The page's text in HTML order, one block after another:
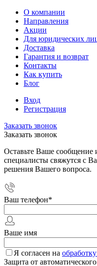
О компании
Направления
Акции
Для юридических
Доставка
Гарантия и возврат
Контакты
Как купить
Блог
Вход
Регистрация
Заказать звонок
Заказать звонок
Оставьте Ваше
специалисты свяжутся с
решения Вашего вопроса.
Ваш телефон*
Ваше имя
Я согласен на
Защита от